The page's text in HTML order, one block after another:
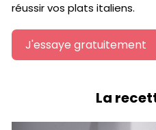
réussir vos plats italiens.
J'essaye gratuitement
La